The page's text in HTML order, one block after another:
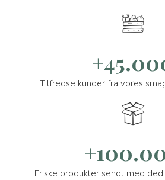
Tilfredse kunder fra vores
Friske produkter sendt med